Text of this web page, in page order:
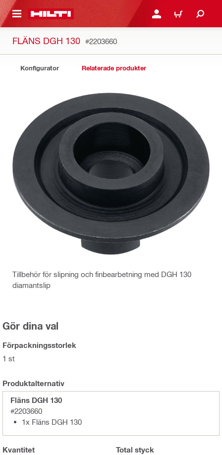
GÅ TILL HUVUDSIDAN LOGGA IN ELLER
VARUKORG
FLÄNS DGH 130 #2203660
Konfigurator Relaterade produkter
Tillbehör för slipning och finbearbetning med DGH 130
diamantslip
Gör dina val
Förpackningsstorlek
1 st
Produktalternativ
Fläns DGH 130
#2203660
1x Fläns DGH 130
Kvantitet Total styck